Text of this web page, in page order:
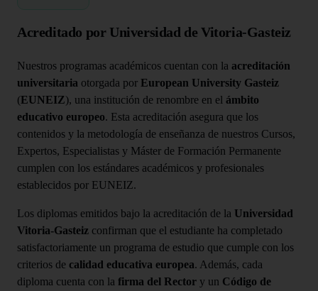
Acreditado por Universidad de Vitoria-Gasteiz
Nuestros programas académicos cuentan con la acreditación
universitaria otorgada por European University Gasteiz
(EUNEIZ), una institución de renombre en el ámbito
educativo europeo. Esta acreditación asegura que los
contenidos y la metodología de enseñanza de nuestros Cursos,
Expertos, Especialistas y Máster de Formación Permanente
cumplen con los estándares académicos y profesionales
establecidos por EUNEIZ.
Los diplomas emitidos bajo la acreditación de la Universidad
Vitoria-Gasteiz confirman que el estudiante ha completado
satisfactoriamente un programa de estudio que cumple con los
criterios de calidad educativa europea. Además, cada
diploma cuenta con la firma del Rector y un Código de